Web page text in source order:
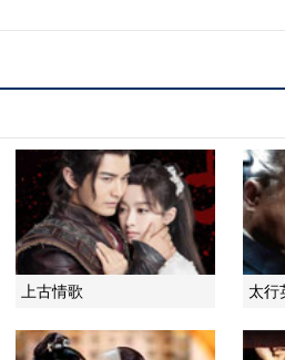
上古情歌 太行